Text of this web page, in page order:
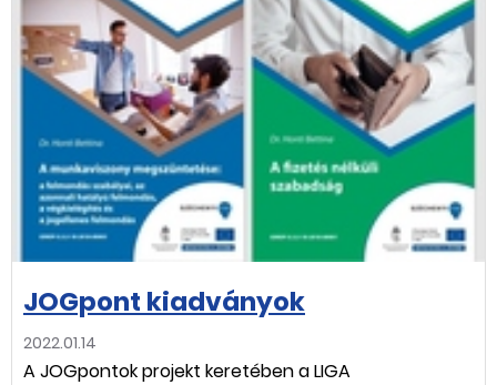
JOGpont kiadványok
2022.01.14
A JOGpontok projekt keretében a LIGA